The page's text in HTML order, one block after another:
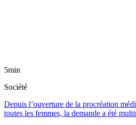
5min
Société
Depuis l’ouverture de la procréation
toutes les femmes, la demande a été